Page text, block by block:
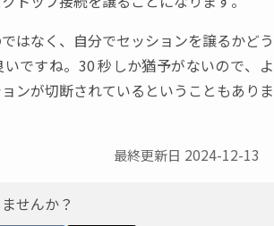
はなく 、 自分でセッションを譲るかどう
ですね。30秒しか猶予がないので、 よ
ンが切断されているということもありま
最終更新日 2024-12-13
せんか？